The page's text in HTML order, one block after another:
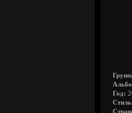
Год: